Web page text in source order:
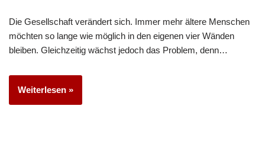
Die Gesellschaft verändert sich. Immer mehr ältere Menschen
möchten so lange wie möglich in den eigenen vier Wänden
bleiben. Gleichzeitig wächst jedoch das Problem, denn…
Weiterlesen »